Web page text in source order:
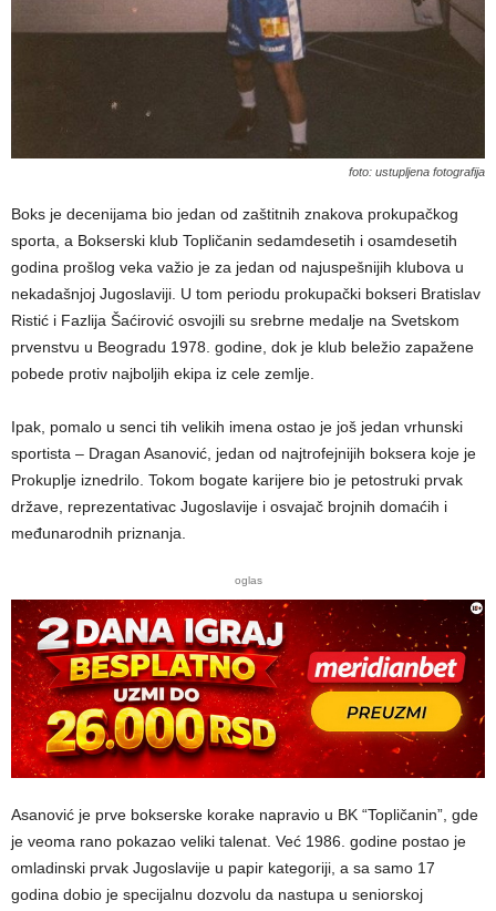
foto: ustupljena fotografija
Boks je decenijama bio jedan od zaštitnih znakova prokupačkog
sporta, a Bokserski klub Topličanin sedamdesetih i osamdesetih
godina prošlog veka važio je za jedan od najuspešnijih klubova u
nekadašnjoj Jugoslaviji. U tom periodu prokupački bokseri Bratislav
Ristić i Fazlija Šaćirović osvojili su srebrne medalje na Svetskom
prvenstvu u Beogradu 1978. godine, dok je klub beležio zapažene
pobede protiv najboljih ekipa iz cele zemlje.
Ipak, pomalo u senci tih velikih imena ostao je još jedan vrhunski
sportista – Dragan Asanović, jedan od najtrofejnijih boksera koje je
Prokuplje iznedrilo. Tokom bogate karijere bio je petostruki prvak
države, reprezentativac Jugoslavije i osvajač brojnih domaćih i
međunarodnih priznanja.
oglas
Asanović je prve bokserske korake napravio u BK “Topličanin”, gde
je veoma rano pokazao veliki talenat. Već 1986. godine postao je
omladinski prvak Jugoslavije u papir kategoriji, a sa samo 17
godina dobio je specijalnu dozvolu da nastupa u seniorskoj